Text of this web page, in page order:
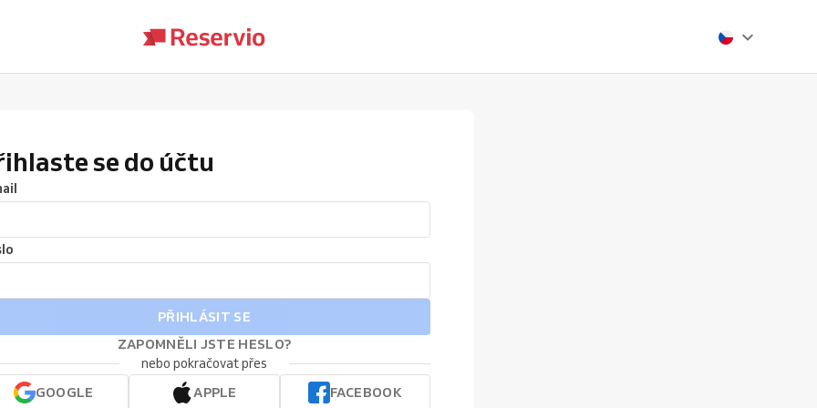
se do účtu
PŘIHLÁSIT SE
ZAPOMNĚLI JSTE HESLO?
nebo pokračovat přes
GOOGLE
APPLE FACEBOOK